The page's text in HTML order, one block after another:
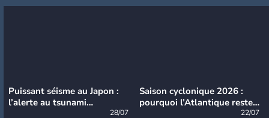
Puissant séisme au Japon :
l’alerte au tsunami
28/07
Saison cyclonique 2026 :
pourquoi l’Atlantique reste
22/07